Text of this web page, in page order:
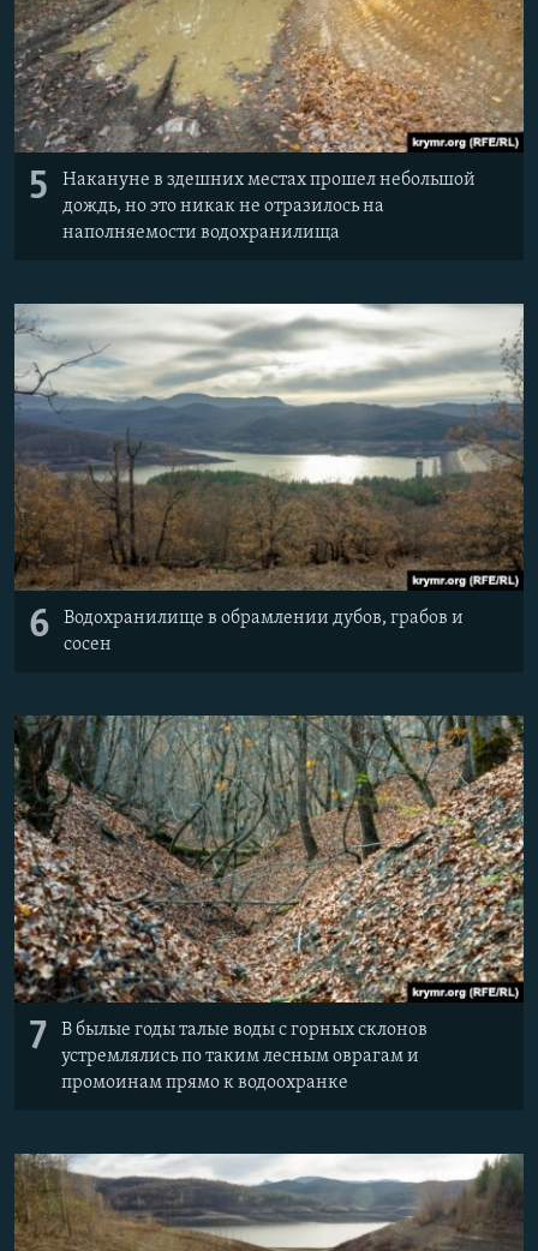
5
Накануне в здешних местах прошел небольшой
дождь, но это никак не отразилось на
наполняемости водохранилища
6
Водохранилище в обрамлении дубов, грабов и
сосен
7
В былые годы талые воды с горных склонов
устремлялись по таким лесным оврагам и
промоинам прямо к водоохранке